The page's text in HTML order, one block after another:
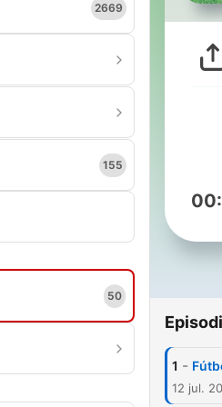
2669
155
50
1 -
12 jul.